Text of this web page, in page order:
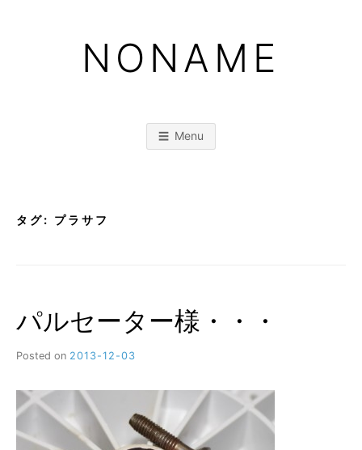
NONAME
Menu
タグ: プラサフ
パルセーター様・・・
Posted on 2013-12-03
M